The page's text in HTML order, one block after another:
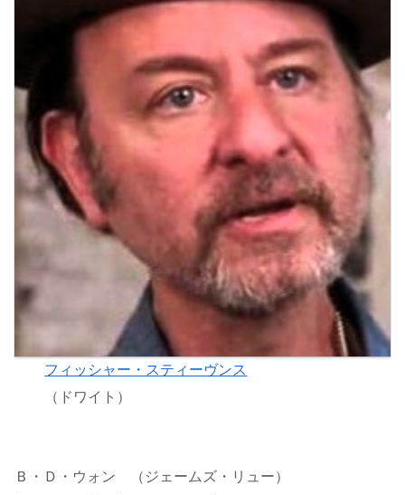
フィッシャー・スティーヴンス
（ドワイト）
Ｂ・Ｄ・ウォン （ジェームズ・リュー）